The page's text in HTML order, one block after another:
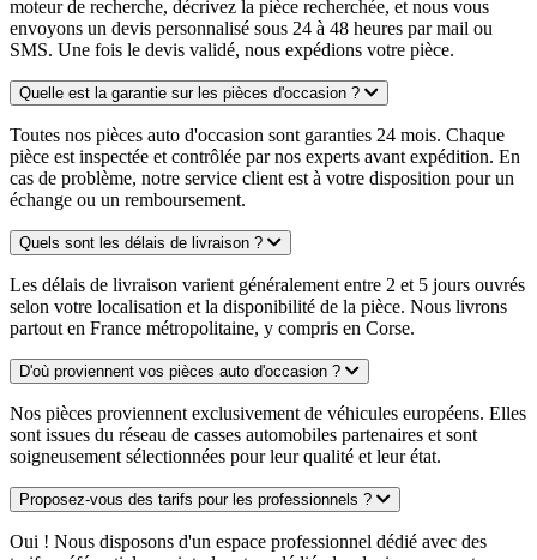
moteur de recherche, décrivez la pièce recherchée, et nous vous
envoyons un devis personnalisé sous 24 à 48 heures par mail ou
SMS. Une fois le devis validé, nous expédions votre pièce.
Quelle est la garantie sur les pièces d'occasion ?
Toutes nos pièces auto d'occasion sont garanties 24 mois. Chaque
pièce est inspectée et contrôlée par nos experts avant expédition. En
cas de problème, notre service client est à votre disposition pour un
échange ou un remboursement.
Quels sont les délais de livraison ?
Les délais de livraison varient généralement entre 2 et 5 jours ouvrés
selon votre localisation et la disponibilité de la pièce. Nous livrons
partout en France métropolitaine, y compris en Corse.
D'où proviennent vos pièces auto d'occasion ?
Nos pièces proviennent exclusivement de véhicules européens. Elles
sont issues du réseau de casses automobiles partenaires et sont
soigneusement sélectionnées pour leur qualité et leur état.
Proposez-vous des tarifs pour les professionnels ?
Oui ! Nous disposons d'un espace professionnel dédié avec des